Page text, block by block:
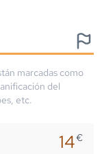
marcadas como
del
etc.
14€